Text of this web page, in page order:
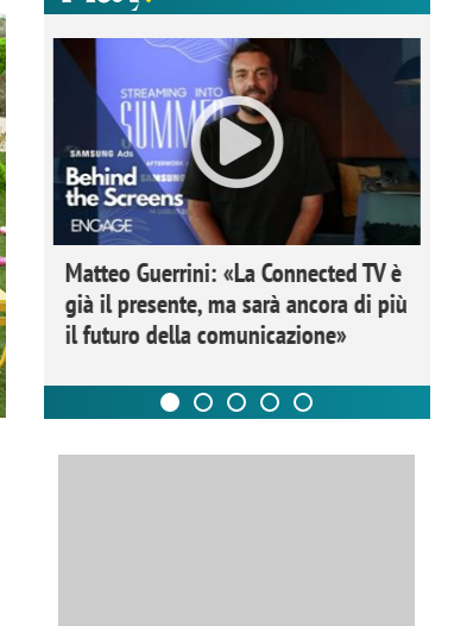
Matteo Guerrini: «La Connected TV è
già il presente, ma sarà ancora di più
il futuro della comunicazione»